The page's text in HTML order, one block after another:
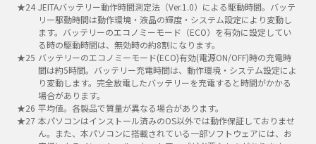
JEITAバッテリー動作時間測定法（Ver.1.0）による駆動時間。バッテ
リー駆動時間は動作環境・液晶の輝度・システム設定により変動し
ます。バッテリーのエコノミーモード（ECO）を有効に設定してい
る時の駆動時間は、無効時の約8割になります。
バッテリーのエコノミーモード(ECO)有効(電源ON/OFF)時の充電時
間は約5時間。バッテリー充電時間は、動作環境・システム設定によ
り変動します。完全放電したバッテリーを充電すると時間がかかる
場合があります。
平均値。各製品で質量が異なる場合があります。
本パソコンはインストール済みのOS以外では動作保証しておりませ
ん。また、本パソコンに搭載されている一部ソフトウェアには、お